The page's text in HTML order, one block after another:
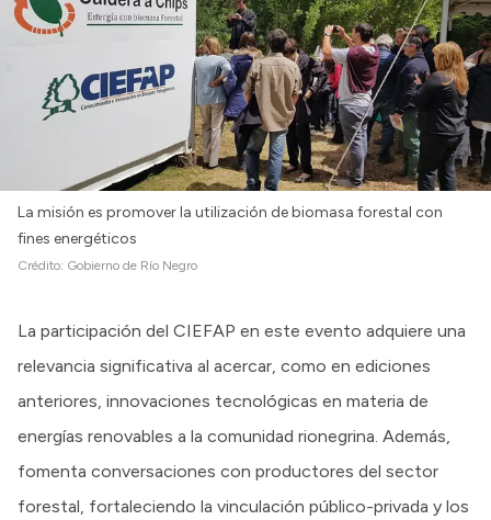
La misión es promover la utilización de biomasa forestal con
fines energéticos
Crédito: Gobierno de Río Negro
La participación del CIEFAP en este evento adquiere una
relevancia significativa al acercar, como en ediciones
anteriores, innovaciones tecnológicas en materia de
energías renovables a la comunidad rionegrina. Además,
fomenta conversaciones con productores del sector
forestal, fortaleciendo la vinculación público-privada y los